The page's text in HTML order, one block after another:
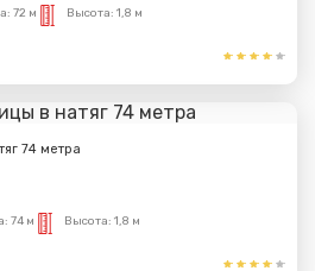
72 м Высота: 1,8 м
74 метра
74 м Высота: 1,8 м